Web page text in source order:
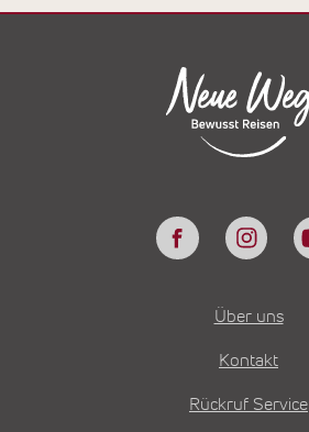
Über uns
Kontakt
Rückruf Service